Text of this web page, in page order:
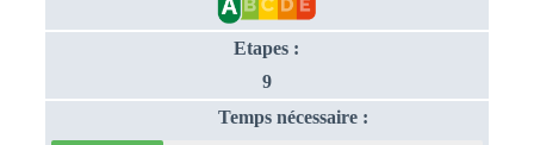
Etapes :
9
Temps nécessaire :